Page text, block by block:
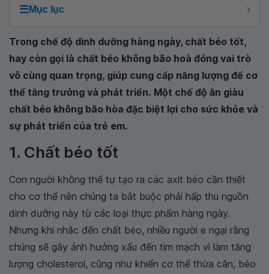
☰Mục lục
Trong chế độ dinh dưỡng hàng ngày, chất béo tốt,
hay còn gọi là chất béo không bão hoà đóng vai trò
vô cùng quan trọng, giúp cung cấp năng lượng để cơ
thể tăng trưởng và phát triển. Một chế độ ăn giàu
chất béo không bão hòa đặc biệt lợi cho sức khỏe và
sự phát triển của trẻ em.
1. Chất béo tốt
Con người không thể tự tạo ra các axit béo cần thiết
cho cơ thể nên chúng ta bắt buộc phải hấp thu nguồn
dinh dưỡng này từ các loại thực phẩm hàng ngày.
Nhưng khi nhắc đến chất béo, nhiều người e ngại rằng
chúng sẽ gây ảnh hưởng xấu đến tim mạch vì làm tăng
lượng cholesterol, cũng như khiến cơ thể thừa cân, béo